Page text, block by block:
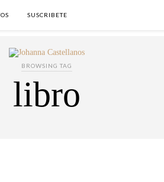
SUSCRIBETE
BROWSING TAG
libro